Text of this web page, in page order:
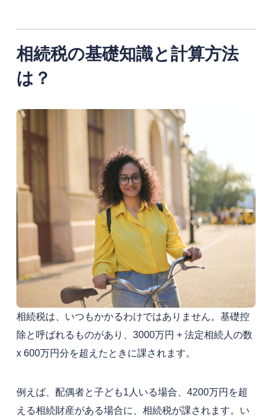
相続税の基礎知識と計算方法
は？
相続税は、いつもかかるわけではありません。基礎控
除と呼ばれるものがあり、3000万円 + 法定相続人の数
x 600万円分を超えたときに課されます。
例えば、配偶者と子ども1人いる場合、4200万円を超
える相続財産がある場合に、相続税が課されます。い